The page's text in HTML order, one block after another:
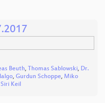
Beuth, Thomas Sablowski, Dr.
, Gurdun Schoppe, Miko
Siri Keil